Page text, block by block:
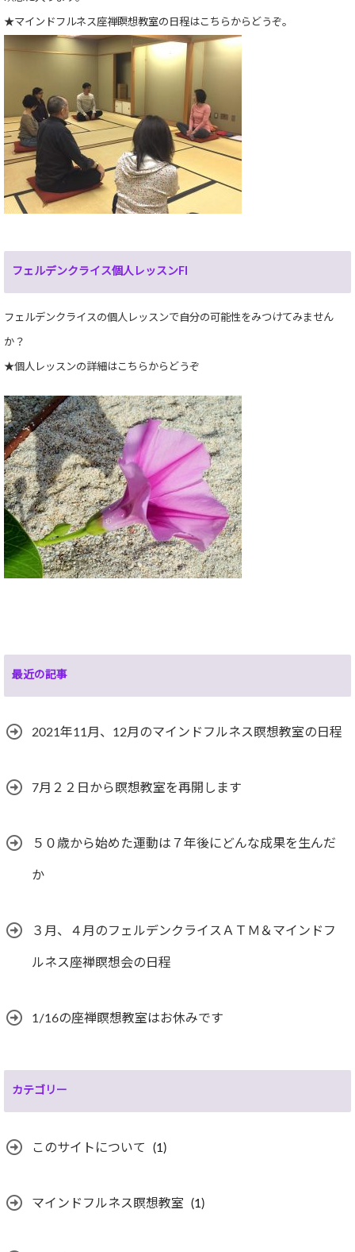
★マインドフルネス座禅瞑想教室の日程はこちらからどうぞ。
フェルデンクライス個人レッスンFI
フェルデンクライスの個人レッスンで自分の可能性をみつけてみません
か？
★個人レッスンの詳細はこちらからどうぞ
最近の記事
2021年11月、12月のマインドフルネス瞑想教室の日程
7月２２日から瞑想教室を再開します
５０歳から始めた運動は７年後にどんな成果を生んだ
か
３月、４月のフェルデンクライスＡＴＭ＆マインドフ
ルネス座禅瞑想会の日程
1/16の座禅瞑想教室はお休みです
カテゴリー
このサイトについて (1)
マインドフルネス瞑想教室 (1)